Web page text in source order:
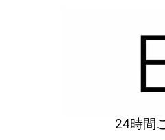
24時間